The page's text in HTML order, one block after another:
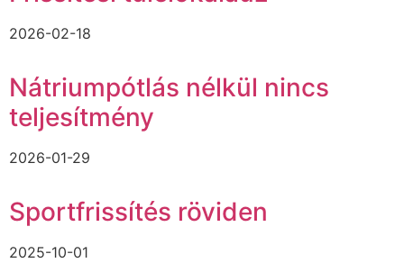
2026-02-18
Nátriumpótlás nélkül nincs
teljesítmény
2026-01-29
Sportfrissítés röviden
2025-10-01